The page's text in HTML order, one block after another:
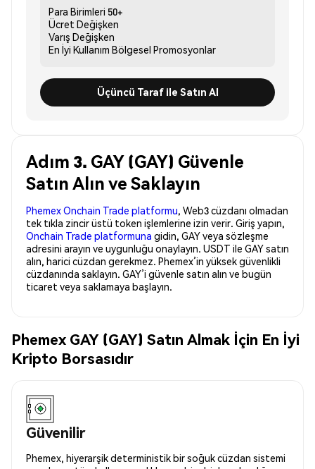
Para Birimleri 50+
Ücret Değişken
Varış Değişken
En İyi Kullanım Bölgesel Promosyonlar
Üçüncü Taraf ile Satın Al
Adım 3. GAY (GAY) Güvenle
Satın Alın ve Saklayın
Phemex Onchain Trade platformu, Web3 cüzdanı olmadan
tek tıkla zincir üstü token işlemlerine izin verir. Giriş yapın,
Onchain Trade platformuna gidin, GAY veya sözleşme
adresini arayın ve uygunluğu onaylayın. USDT ile GAY satın
alın, harici cüzdan gerekmez. Phemex’in yüksek güvenlikli
cüzdanında saklayın. GAY’i güvenle satın alın ve bugün
ticaret veya saklamaya başlayın.
Phemex GAY (GAY) Satın Almak İçin En İyi
Kripto Borsasıdır
Güvenilir
Phemex, hiyerarşik deterministik bir soğuk cüzdan sistemi